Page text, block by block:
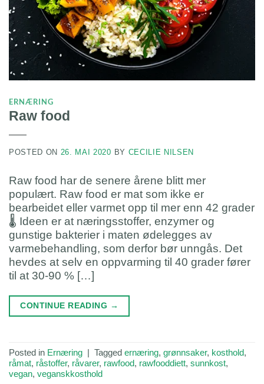
ERNÆRING
Raw food
POSTED ON 26. MAI 2020 BY CECILIE NILSEN
Raw food har de senere årene blitt mer
populært. Raw food er mat som ikke er
bearbeidet eller varmet opp til mer enn 42 grader
🌡 Ideen er at næringsstoffer, enzymer og
gunstige bakterier i maten ødelegges av
varmebehandling, som derfor bør unngås. Det
hevdes at selv en oppvarming til 40 grader fører
til at 30-90 % […]
CONTINUE READING →
Posted in Ernæring | Tagged ernæring, grønnsaker, kosthold,
råmat, råstoffer, råvarer, rawfood, rawfooddiett, sunnkost,
vegan, veganskkosthold